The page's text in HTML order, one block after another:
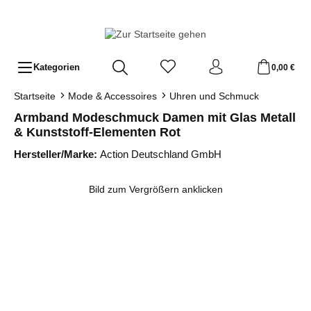
Kategorien 0,00 €
Startseite Mode & Accessoires Uhren und Schmuck
Armband Modeschmuck Damen mit Glas Metall
& Kunststoff-Elementen Rot
Hersteller/Marke: Action Deutschland GmbH
Bild zum Vergrößern anklicken